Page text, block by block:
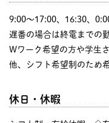
9:00〜17:00、16:30、
遅番の場合は終電までの
Wワーク希望の方や学生
他、シフト希望制のため
休日・休暇